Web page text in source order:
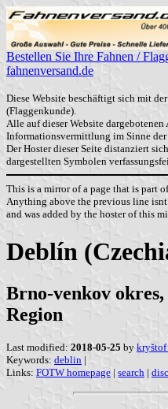
Bestellen Sie Ihre Fahnen /
fahnenversand.de
Diese Website beschäftigt sich mit
(Flaggenkunde).
Alle auf dieser Website
Informationsvermittlung im Sinne
Der Hoster dieser Seite distanziert
dargestellten Symbolen
This is a mirror of a page that is part
Anything above the previous line
and was added by the hoster of this
Deblín
Brno-venkov
Region
Last modified: 2018-05-25 by
Keywords: deblin |
Links: FOTW homepage | search |